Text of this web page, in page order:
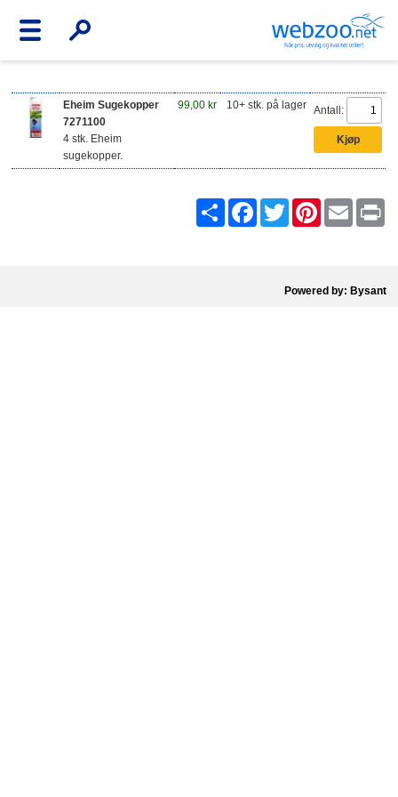
Eheim Sugekopper
7271100
4 stk. Eheim
sugekopper.
99,00 kr 10+ stk. på lager Antall:
ShareFacebook
TwitterPinterest
Email
Powered by: Bysant